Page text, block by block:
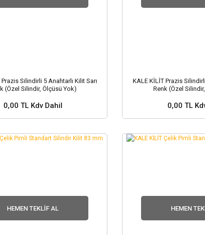
Silindirli 5 Anahtarlı Kilit Sarı
(Özel Silindir, Ölçüsü Yok)
0,00 TL Kdv Dahil
ve Fiyat Sorunuz ?
KALE KİLİT Prazis
Renk (Özel
0,00 TL
Stok ve Fiyat
HEMEN TEKLIF AL HEMEN